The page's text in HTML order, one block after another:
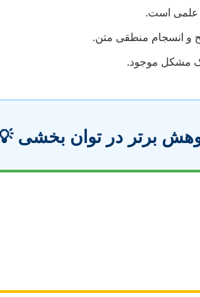
علمی است.
و انسجام منطقی متن.
یک مشکل موجود.
برتر در توان بخشی